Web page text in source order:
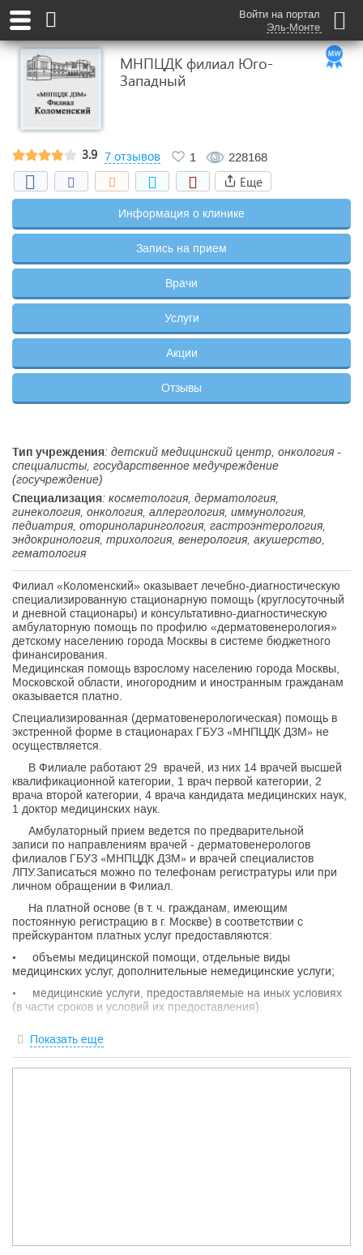
Войти на портал
Эль-Монте
МНПЦДК филиал Юго-
Западный
3.9 7 отзывов 1 228168
Еще
Информация о клинике
Запись на прием
Врачи
Услуги
Акции
Отзывы
Тип учреждения: детский медицинский центр, онкология -
специалисты, государственное медучреждение
(госучреждение)
Специализация: косметология, дерматология,
гинекология, онкология, аллергология, иммунология,
педиатрия, оториноларингология, гастроэнтерология,
эндокринология, трихология, венерология, акушерство,
гематология
Филиал «Коломенский» оказывает лечебно-диагностическую
специализированную стационарную помощь (круглосуточный
и дневной стационары) и консультативно-диагностическую
амбулаторную помощь по профилю «дерматовенерология»
детскому населению города Москвы в системе бюджетного
финансирования.
Медицинская помощь взрослому населению города Москвы,
Московской области, иногородним и иностранным гражданам
оказывается платно.
Специализированная (дерматовенерологическая) помощь в
экстренной форме в стационарах ГБУЗ «МНПЦДК ДЗМ» не
осуществляется.
В Филиале работают 29 врачей, из них 14 врачей высшей
квалификационной категории, 1 врач первой категории, 2
врача второй категории, 4 врача кандидата медицинских наук,
1 доктор медицинских наук.
Амбулаторный прием ведется по предварительной
записи по направлениям врачей - дерматовенерологов
филиалов ГБУЗ «МНПЦДК ДЗМ» и врачей специалистов
ЛПУ.Записаться можно по телефонам регистратуры или при
личном обращении в Филиал.
На платной основе (в т. ч. гражданам, имеющим
постоянную регистрацию в г. Москве) в соответствии с
прейскурантом платных услуг предоставляются:
• объемы медицинской помощи, отдельные виды
медицинских услуг, дополнительные немедицинские услуги;
• медицинские услуги, предоставляемые на иных условиях
(в части сроков и условий их предоставления).
лицензии № ЛО-77-01-011358 от 01 декабря 2015 г. Филиал
осуществляет свою деятельность в соответствии с
законодательством Российской Федерации, Уставом ГБУЗ
Показать еще